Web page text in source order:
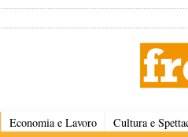
Economia e Lavoro Cultura e